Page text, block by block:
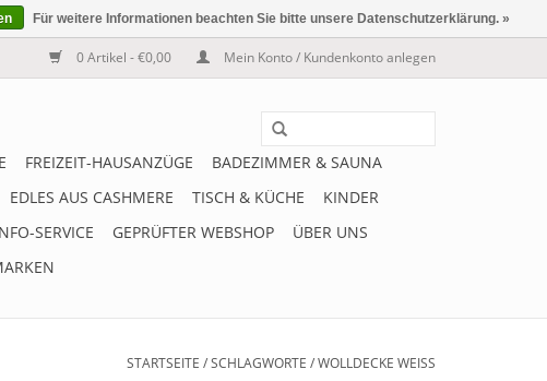
0 Artikel - €0,00 Mein Konto / Kundenkonto anlegen
FREIZEIT-HAUSANZÜGE
BADEZIMMER & SAUNA
EDLES AUS CASHMERE TISCH & KÜCHE
KINDER
SERVICE GEPRÜFTER WEBSHOP
ÜBER UNS
STARTSEITE /SCHLAGWORTE /WOLLDECKE WEISS
Für weitere Informationen beachten Sie bitte unsere Datenschutzerklärung. »